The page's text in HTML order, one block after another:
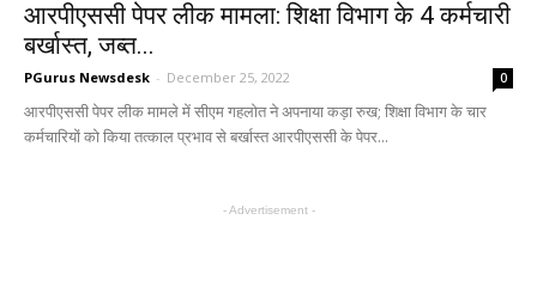
आरपीएससी पेपर लीक मामला: शिक्षा विभाग के 4 कर्मचारी
बर्खास्त, जब्त...
PGurus Newsdesk - December 25, 2022 0
आरपीएससी पेपर लीक मामले में सीएम गहलोत ने अपनाया कड़ा रुख; शिक्षा विभाग के चार
कर्मचारियों को किया तत्काल प्रभाव से बर्खास्त आरपीएससी के पेपर...
- Advertisement -